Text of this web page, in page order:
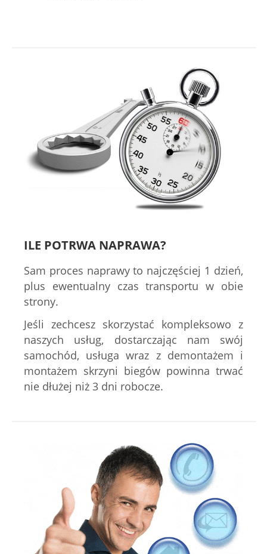
ILE POTRWA NAPRAWA?
Sam proces naprawy to najczęściej 1 dzień,
plus ewentualny czas transportu w obie
strony.
Jeśli zechcesz skorzystać kompleksowo z
naszych usług, dostarczając nam swój
samochód, usługa wraz z demontażem i
montażem skrzyni biegów powinna trwać
nie dłużej niż 3 dni robocze.